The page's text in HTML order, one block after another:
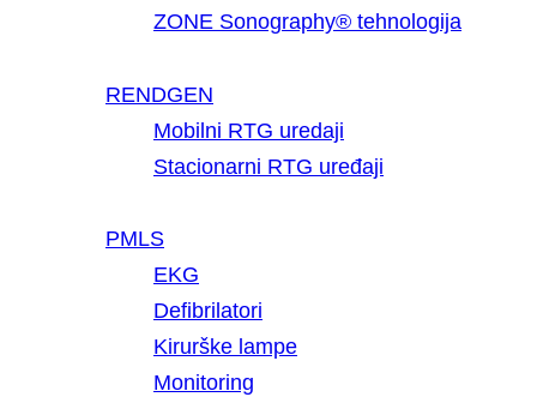
ZONE Sonography® tehnologija
RENDGEN
Mobilni RTG uredaji
Stacionarni RTG uređaji
PMLS
EKG
Defibrilatori
Kirurške lampe
Monitoring